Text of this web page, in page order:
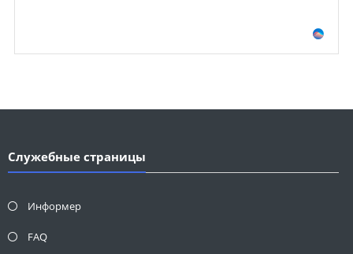
Служебные страницы
Информер
FAQ